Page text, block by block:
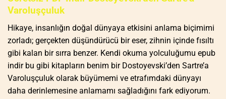
Varoluşçuluk
Hikaye, insanlığın doğal dünyaya etkisini anlama biçimimi
zorladı; gerçekten düşündürücü bir eser, zihnin içinde fısıltı
gibi kalan bir sırra benzer. Kendi okuma yolculuğumu epub
indir bu gibi kitapların benim bir Dostoyevski’den Sartre’a
Varoluşçuluk olarak büyümemi ve etrafımdaki dünyayı
daha derinlemesine anlamamı sağladığını fark ediyorum.